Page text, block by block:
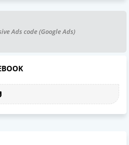
Ads code (Google Ads)